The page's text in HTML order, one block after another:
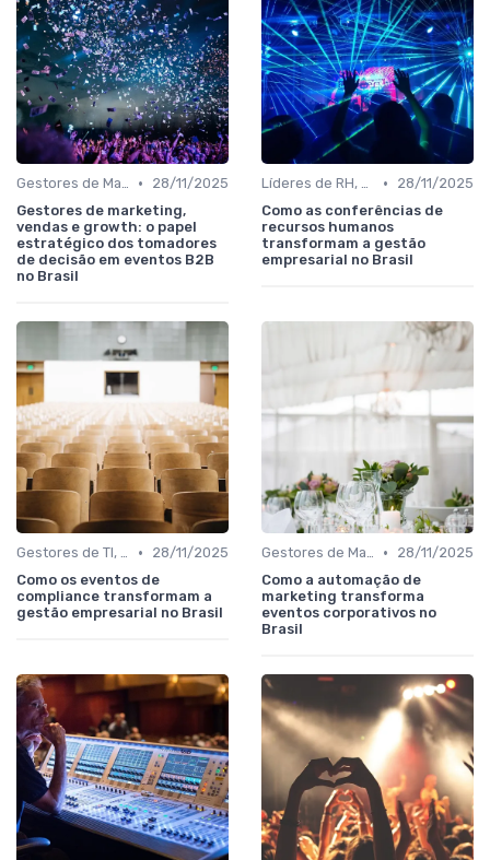
Gestores de Marketing, Vendas e Growth •
28/11/2025
Gestores de marketing,
vendas e growth: o papel
estratégico dos tomadores
de decisão em eventos B2B
no Brasil
Líderes de RH, Treinamento e Desenvolvimento •
28/11/2025
Como as conferências de
recursos humanos
transformam a gestão
empresarial no Brasil
Gestores de TI, Inovação e Transformação Digital •
28/11/2025
Como os eventos de
compliance transformam a
gestão empresarial no Brasil
Gestores de Marketing, Vendas e Growth •
28/11/2025
Como a automação de
marketing transforma
eventos corporativos no
Brasil